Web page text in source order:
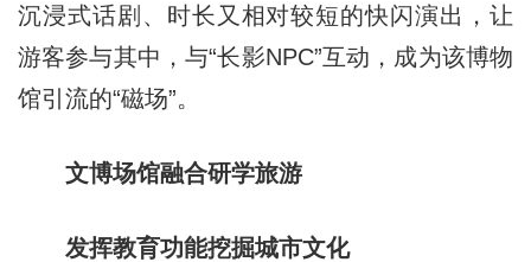
沉浸式话剧、时长又相对较短的快闪演出，让
游客参与其中，与“长影NPC”互动，成为该博物
馆引流的“磁场”。
文博场馆融合研学旅游
发挥教育功能挖掘城市文化